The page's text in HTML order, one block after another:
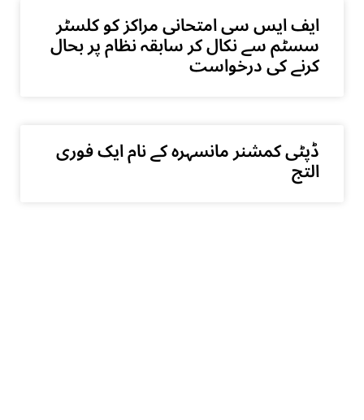
ایف ایس سی امتحانی مراکز کو کلسٹر
سسٹم سے نکال کر سابقہ نظام پر بحال
کرنے کی درخواست
ڈپٹی کمشنر مانسہرہ کے نام ایک فوری
التج